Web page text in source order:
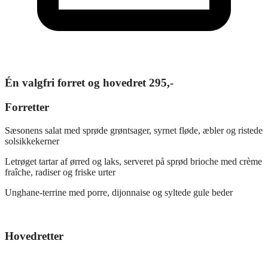
Én valgfri forret og hovedret 295,-
Forretter
Sæsonens salat med sprøde grøntsager, syrnet fløde, æbler og ristede
solsikkekerner
Letrøget tartar af ørred og laks, serveret på sprød brioche med crème
fraîche, radiser og friske urter
Unghane-terrine med porre, dijonnaise og syltede gule beder
Hovedretter